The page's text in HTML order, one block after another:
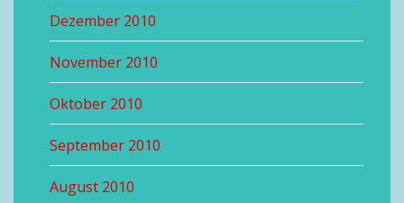
Dezember 2010
November 2010
Oktober 2010
September 2010
August 2010